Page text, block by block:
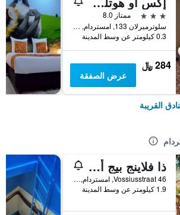
3 نجوم
ممتاز 8.0
سلوترميرلان 133, امستردام, مقاطعة شمال هولندا, هولندا
0.3 كيلومتر عن وسط المدينة
284 ﷼
عرض الصفقة
القريبة
ذا فلاينج بيج أبتاون هوستل
Vossiusstraat 46, امستردام, مقاطعة شمال هولندا, هولندا
1.9 كيلومتر عن وسط المدينة